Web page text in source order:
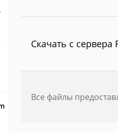
Скачать с сервера
Все файлы